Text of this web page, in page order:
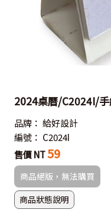
2024桌曆/C2024I/
品牌： 給好設計
編號： C2024I
售價 NT59
商品絕版，無法購買
商品狀態說明